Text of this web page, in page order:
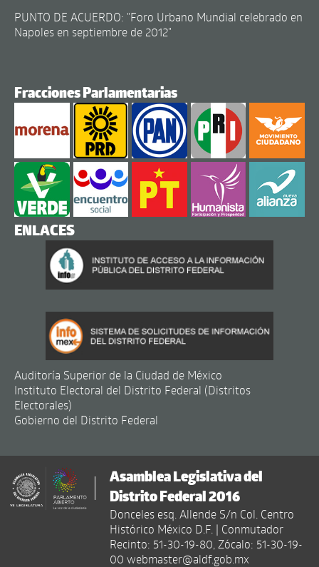
PUNTO DE ACUERDO: "Foro Urbano Mundial celebrado en
Napoles en septiembre de 2012"
Fracciones Parlamentarias
ENLACES
Auditoría Superior de la Ciudad de México
Instituto Electoral del Distrito Federal (Distritos
Electorales)
Gobierno del Distrito Federal
Asamblea Legislativa del
Distrito Federal 2016
Donceles esq. Allende S/n Col. Centro
Histórico México D.F. | Conmutador
Recinto: 51-30-19-80, Zócalo: 51-30-19-
00 webmaster@aldf.gob.mx